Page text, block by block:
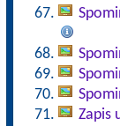
Zapis